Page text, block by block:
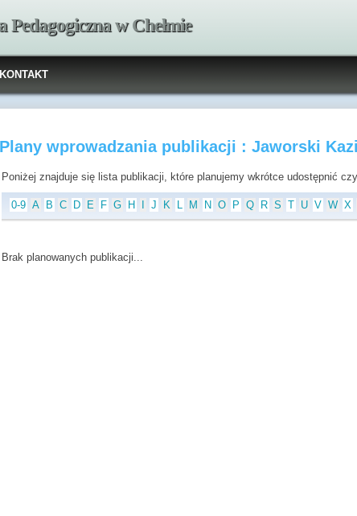
w Chełmie
KONTAKT
Plany wprowadzania publikacji : Jaworski
Poniżej znajduje się lista publikacji, które planujemy wkrótce udostępnić
0-9 A B C D E F G H J K L M N O P Q R S T U V W X
Brak planowanych publikacji...